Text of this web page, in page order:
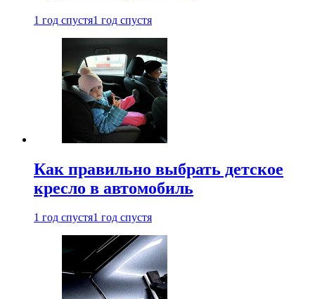
1 год спустя1 год спустя
Как правильно выбрать детское
кресло в автомобиль
1 год спустя1 год спустя